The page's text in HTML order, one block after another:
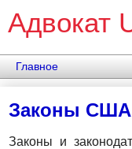
Адвокат
Законы США
Законы и